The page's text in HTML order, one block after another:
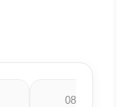
08/11 (화)